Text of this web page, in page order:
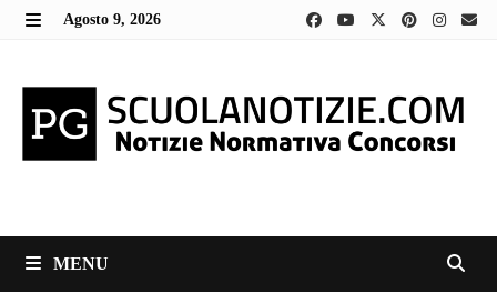
Skip
Agosto 9, 2026
MENU